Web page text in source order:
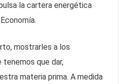
la cartera energética
mostrarles a los
que dar,
materia prima. A medida